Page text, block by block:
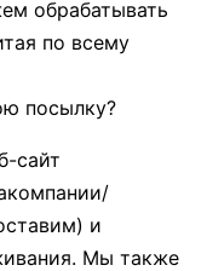
обрабатывать
по всему
посылку?
сайт
и
Мы также